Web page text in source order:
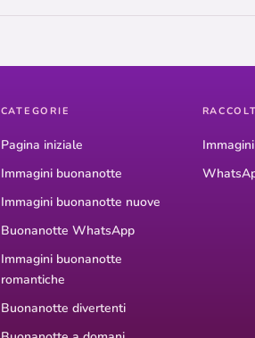
CATEGORIE
Pagina iniziale
Immagini buonanotte
Immagini buonanotte nuove
Buonanotte WhatsApp
Immagini buonanotte
romantiche
Buonanotte divertenti